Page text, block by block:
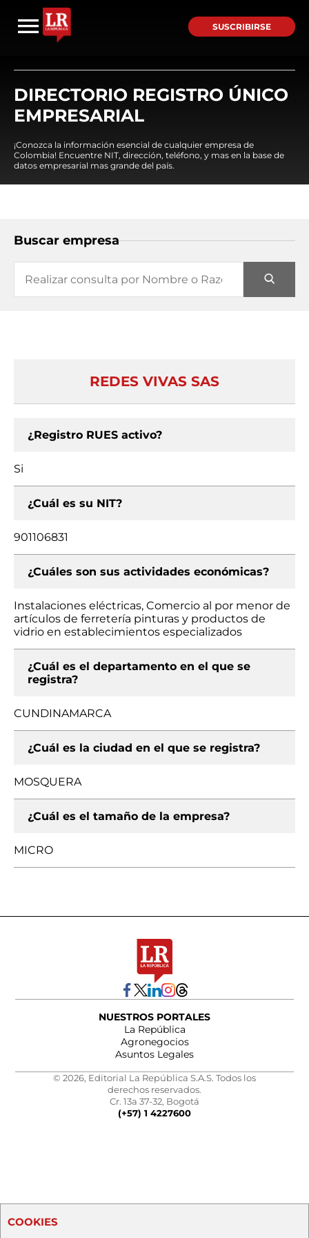
SUSCRIBIRSE
DIRECTORIO REGISTRO ÚNICO
EMPRESARIAL
¡Conozca la información esencial de cualquier empresa de
Colombia! Encuentre NIT, dirección, teléfono, y mas en la base de
datos empresarial mas grande del país.
Buscar empresa
REDES VIVAS SAS
¿Registro RUES activo?
Si
¿Cuál es su NIT?
901106831
¿Cuáles son sus actividades económicas?
Instalaciones eléctricas, Comercio al por menor de
artículos de ferretería pinturas y productos de
vidrio en establecimientos especializados
¿Cuál es el departamento en el que se
registra?
CUNDINAMARCA
¿Cuál es la ciudad en el que se registra?
MOSQUERA
¿Cuál es el tamaño de la empresa?
MICRO
NUESTROS PORTALES
La República
Agronegocios
Asuntos Legales
© 2026, Editorial La República S.A.S. Todos los
derechos reservados.
Cr. 13a 37-32, Bogotá
(+57) 1 4227600
COOKIES